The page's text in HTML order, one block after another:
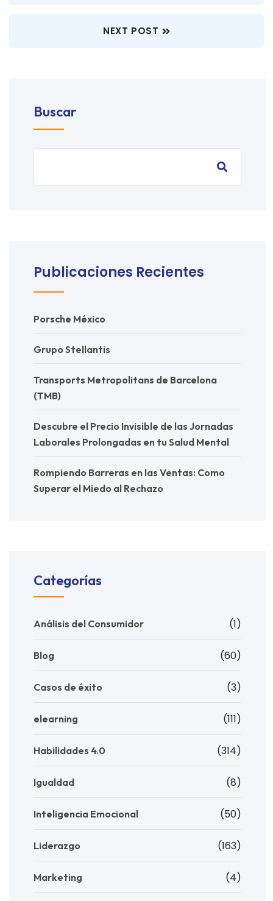
NEXT POST
Buscar
Publicaciones Recientes
Porsche México
Grupo Stellantis
Transports Metropolitans de Barcelona
(TMB)
Descubre el Precio Invisible de las Jornadas
Laborales Prolongadas en tu Salud Mental
Rompiendo Barreras en las Ventas: Como
Superar el Miedo al Rechazo
Categorías
Análisis del Consumidor (1)
Blog (60)
Casos de éxito (3)
elearning (111)
Habilidades 4.0 (314)
Igualdad (8)
Inteligencia Emocional (50)
Liderazgo (163)
Marketing (4)